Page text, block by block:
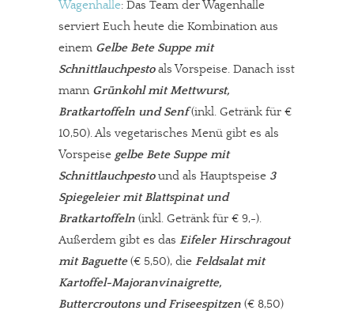
Wagenhalle: Das Team der Wagenhalle
serviert Euch heute die Kombination aus
einem Gelbe Bete Suppe mit
Schnittlauchpestoals Vorspeise. Danach isst
mann Grünkohl mit Mettwurst,
Bratkartoffeln und Senf(inkl. Getränk für €
10,50). Als vegetarisches Menü gibt es als
Vorspeise gelbe Bete Suppe mit
Schnittlauchpestound als Hauptspeise 3
Spiegeleier mit Blattspinat und
Bratkartoffeln (inkl. Getränk für € 9,-).
Außerdem gibt es das Eifeler Hirschragout
mit Baguette(€ 5,50), die Feldsalat mit
Kartoffel-Majoranvinaigrette,
Buttercroutons und Friseespitzen (€ 8,50)